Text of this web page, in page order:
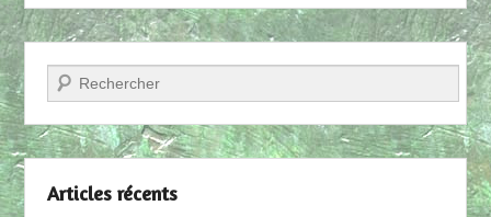
Recherche
Articles récents